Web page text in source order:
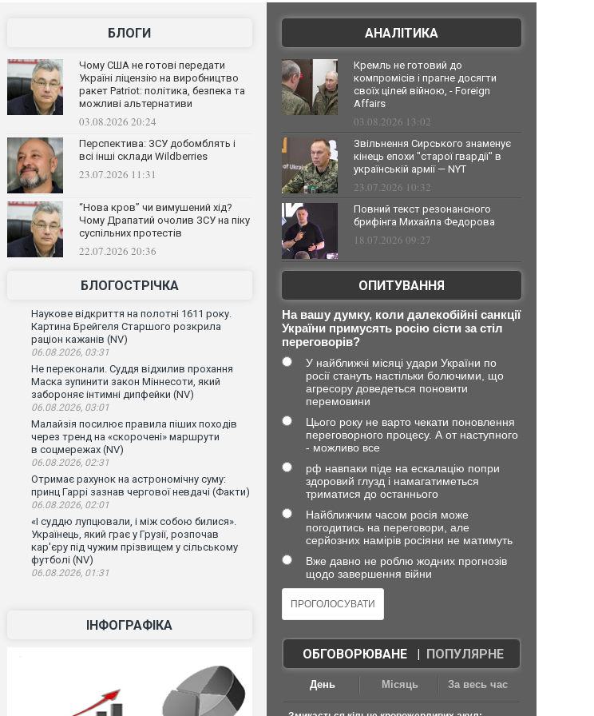
БЛОГИ
Чому США не готові передати
Україні ліцензію на виробництво
ракет Patriot: політика, безпека та
можливі альтернативи
03.08.2026 20:24
Перспектива: ЗСУ добомблять і
всі інші склади Wildberries
23.07.2026 11:31
“Нова кров” чи вимушений хід?
Чому Драпатий очолив ЗСУ на піку
суспільних протестів
22.07.2026 20:36
БЛОГОСТРІЧКА
Наукове відкриття на полотні 1611 року.
Картина Брейгеля Старшого розкрила
раціон кажанів (NV)
06.08.2026, 03:31
Не переконали. Суддя відхилив прохання
Маска зупинити закон Міннесоти, який
забороняє інтимні дипфейки (NV)
06.08.2026, 03:01
Малайзія посилює правила піших походів
через тренд на «скорочені» маршрути
в соцмережах (NV)
06.08.2026, 02:31
Отримає рахунок на астрономічну суму:
принц Гаррі зазнав чергової невдачі (Факти)
06.08.2026, 02:01
«І суддю лупцювали, і між собою билися».
Українець, який грає у Грузії, розпочав
кар'єру під чужим прізвищем у сільському
футболі (NV)
06.08.2026, 01:31
ІНФОГРАФІКА
АНАЛІТИКА
Кремль не готовий до
компромісів і прагне досягти
своїх цілей війною, - Foreign
Affairs
03.08.2026 13:02
Звільнення Сирського знаменує
кінець епохи "старої гвардії" в
українській армії — NYT
23.07.2026 10:32
Повний текст резонансного
брифінга Михайла Федорова
18.07.2026 09:27
ОПИТУВАННЯ
На вашу думку, коли далекобійні санкції
України примусять росію сісти за стіл
переговорів?
У найближчі місяці удари України по
росії стануть настільки болючими, що
агресору доведеться поновити
перемовини
Цього року не варто чекати поновлення
переговорного процесу. А от наступного
- можливо все
рф навпаки піде на ескалацію попри
здоровий глузд і намагатиметься
триматися до останнього
Найближчим часом росія може
погодитись на переговори, але
серйозних намірів росіяни не матимуть
Вже давно не роблю жодних прогнозів
щодо завершення війни
ОБГОВОРЮВАНЕ| ПОПУЛЯРНЕ
День Місяць За весь час